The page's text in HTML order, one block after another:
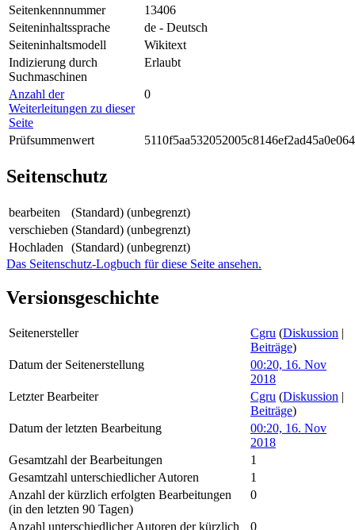
Seitenkennnummer
13406
Seiteninhaltssprache
de - Deutsch
Seiteninhaltsmodell
Wikitext
Indizierung durch
Suchmaschinen
Erlaubt
Anzahl der
Weiterleitungen zu dieser
Seite
0
Prüfsummenwert
Seitenschutz
bearbeiten
(Standard) (unbegrenzt)
verschieben (Standard) (unbegrenzt)
Hochladen
(Standard) (unbegrenzt)
Das Seitenschutz-Logbuch für diese Seite ansehen.
Versionsgeschichte
Seitenersteller Cgru (Diskussion |
Beiträge)
Datum der Seitenerstellung
00:20, 16. Nov
2018
Letzter Bearbeiter
Cgru (Diskussion |
Beiträge)
Datum der letzten Bearbeitung
00:20, 16. Nov
2018
Gesamtzahl der Bearbeitungen
1
Gesamtzahl unterschiedlicher Autoren
1
Anzahl der kürzlich erfolgten Bearbeitungen
(in den letzten 90 Tagen)
0
Anzahl unterschiedlicher Autoren der kürzlich 0